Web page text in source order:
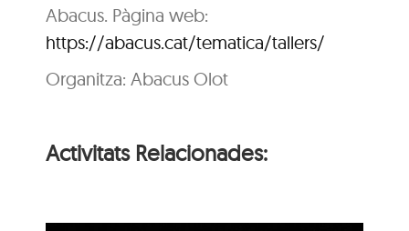
Abacus. Pàgina web:
https://abacus.cat/tematica/tallers/
Organitza: Abacus Olot
Activitats Relacionades: